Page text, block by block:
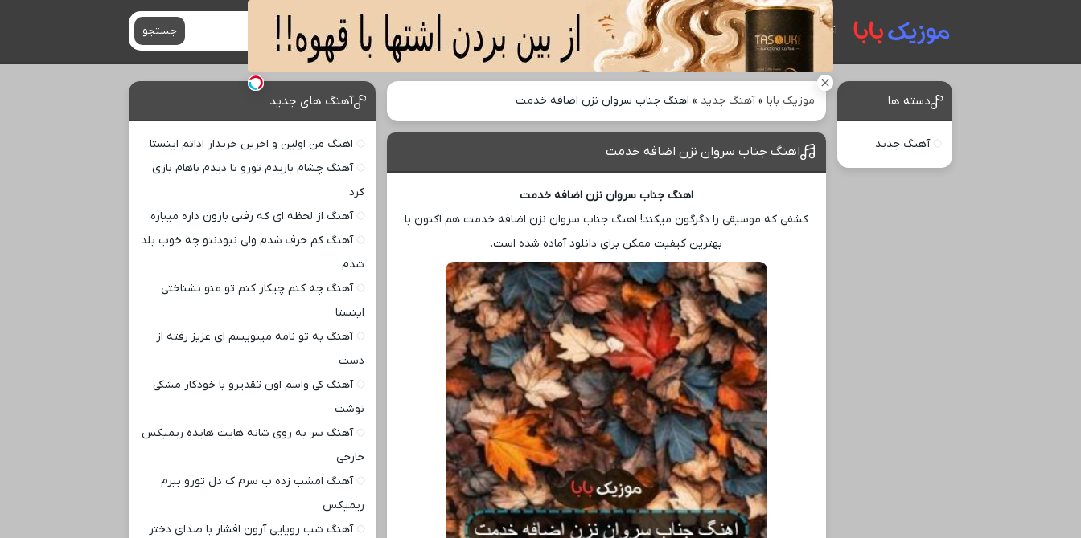
آهنگ های جدید جستجو
موزیک بابا »آهنگ جدید » اهنگ جناب سروان نزن اضافه خدمت
اهنگ جناب سروان نزن اضافه خدمت
اهنگ جناب سروان نزن اضافه خدمت
کشفی که موسیقی را دگرگون میکند! اهنگ جناب سروان نزن اضافه خدمت هم اکنون با
بهترین کیفیت ممکن برای دانلود آماده شده است.
دسته ها
آهنگ جدید
آهنگ های جدید
اهنگ من اولین و اخرین خریدار اداتم اینستا
آهنگ چشام باریدم تورو تا دیدم باهام بازی
کرد
آهنگ از لحظه ای که رفتی بارون داره میباره
آهنگ کم حرف شدم ولی نبودنتو چه خوب بلد
شدم
آهنگ چه کنم چیکار کنم تو منو نشناختی
اینستا
آهنگ به تو نامه مینویسم ای عزیز رفته از
دست
آهنگ کی واسم اون تقدیرو با خودکار مشکی
نوشت
آهنگ سر به روی شانه هایت هایده ریمیکس
خارجی
آهنگ امشب زده ب سرم ک دل تورو ببرم
ریمیکس
آهنگ شب رویایی آرون افشار با صدای دختر